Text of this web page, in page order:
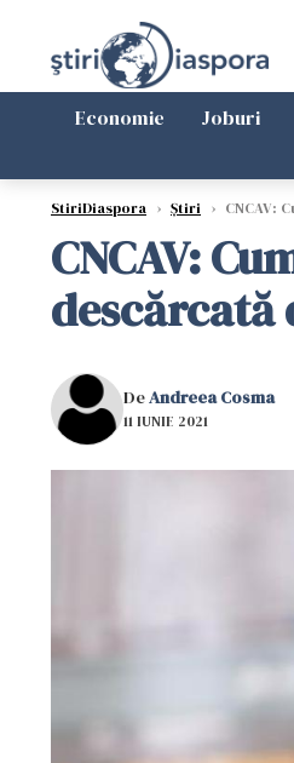
Economie Joburi
StiriDiaspora › Știri › CNCAV:
CNCAV:
DeAndreea Cosma
11 IUNIE 2021